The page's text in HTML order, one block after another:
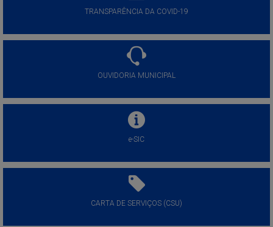
TRANSPARÊNCIA DA COVID-19
OUVIDORIA MUNICIPAL
e-SIC
CARTA DE SERVIÇOS (CSU)